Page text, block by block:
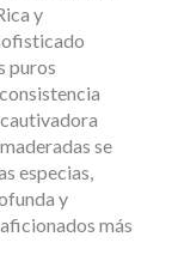
y
puros
se
especias,
y
más